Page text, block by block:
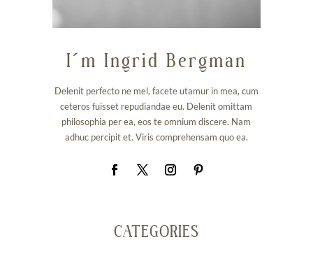
I´m Ingrid Bergman
Delenit perfecto ne mel, facete utamur in mea, cum
ceteros fuisset repudiandae eu. Delenit omittam
philosophia per ea, eos te omnium discere. Nam
adhuc percipit et. Viris comprehensam quo ea.
CATEGORIES